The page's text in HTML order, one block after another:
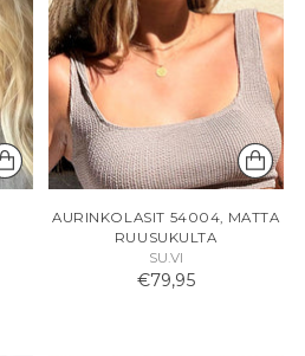
AURINKOLASIT 54004, MATTA
RUUSUKULTA
SU.VI
€79,95